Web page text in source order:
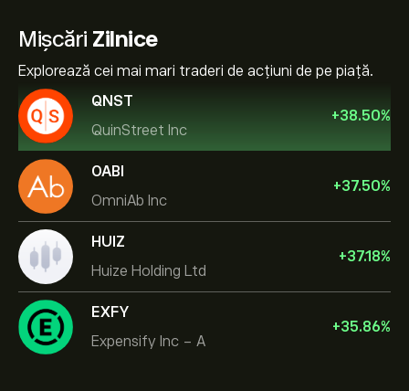
Mișcări Zilnice
Explorează cei mai mari traderi de acțiuni de pe piață.
QNST
QuinStreet Inc
+38.50%
OABI
OmniAb Inc
+37.50%
HUIZ
Huize Holding Ltd
+37.18%
EXFY
Expensify Inc - A
+35.86%